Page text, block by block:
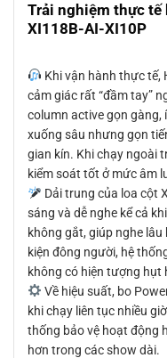
Trải nghiệm thực tế
XI118B-AI-XI10P
Khi vận hành thực tế,
cảm giác rất “đầm tay”
column active gọn gàng,
xuống sâu nhưng gọn
gian kín. Khi chạy ngoài
kiểm soát tốt ở mức âm
Dải trung của loa cột
sáng và dễ nghe kể cả
không gắt, giúp nghe
kiện đông người, hệ
không có hiện tượng hụt
Về hiệu suất, bo
khi chạy liên tục nhiều
thống bảo vệ hoạt động
hơn trong các show dài.